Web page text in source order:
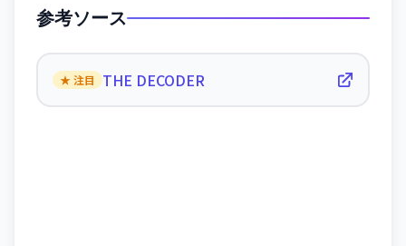
参考ソース
★ 注目 THE DECODER